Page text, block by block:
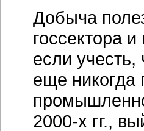
Добыча
госсектора
если учесть,
еще никогда
2000-х гг.,